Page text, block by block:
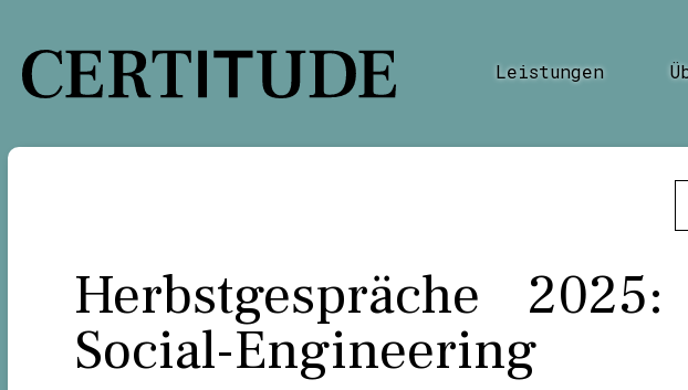
Inhalt
springen
Leistungen
Herbstgespräche
Social-Engineering